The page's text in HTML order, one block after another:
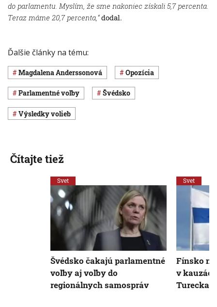
do parlamentu. Myslím, že sme nakoniec získali 5,7 percenta.
Teraz máme 20,7 percenta,“dodal.
Ďalšie články na tému:
Magdalena Anderssonová opozícia
parlamentné voľby Švédsko
výsledky volieb
Čítajte tiež
Svet
Švédsko čakajú parlamentné
voľby aj voľby do
regionálnych samospráv
Svet
Fínsko
v
Turecka